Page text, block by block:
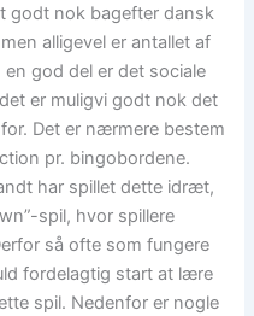
godt nok bagefter dansk
alligevel er antallet af
god del er det sociale
er muligvi godt nok det
Det er nærmere bestem
pr. bingobordene.
har spillet dette idræt,
spil, hvor spillere
så ofte som fungere
fordelagtig start at lære
spil. Nedenfor er nogle